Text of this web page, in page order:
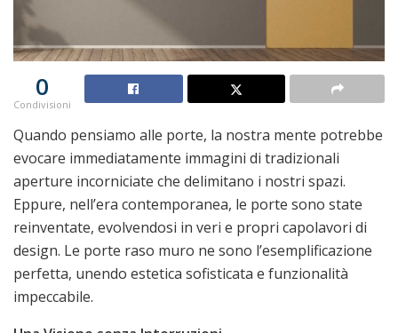
0
Condivisioni
Quando pensiamo alle porte, la nostra mente potrebbe
evocare immediatamente immagini di tradizionali
aperture incorniciate che delimitano i nostri spazi.
Eppure, nell’era contemporanea, le porte sono state
reinventate, evolvendosi in veri e propri capolavori di
design. Le porte raso muro ne sono l’esemplificazione
perfetta, unendo estetica sofisticata e funzionalità
impeccabile.